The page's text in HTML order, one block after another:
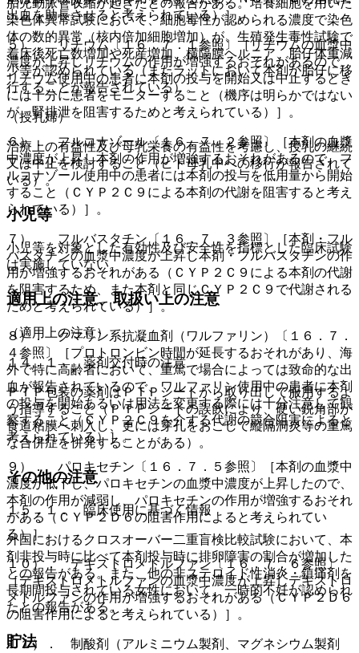
胎児動脈管収縮が起きたとの報告がある。培養細胞を用いた
染色体異常試験において、細胞毒性が認められる濃度で染色
体の数的異常（核内倍加細胞増加）が、生殖発生毒性試験で
着床後死亡数増加や死産増加、横隔膜ヘルニア、胎仔体重減
少等が認められている（またラットにおいて本剤が胎仔に移
行することが報告されている）。
（授乳婦）
治療上の有益性及び母乳栄養の有益性を考慮し、授乳の継続
又は中止を検討すること（ヒト母乳中への移行が報告されて
いる）。
小児等
小児等を対象とした有効性及び安全性を指標とした臨床試験
は実施していない。
適用上の注意、取扱い上の注意
（適用上の注意）
１４．１． 薬剤交付時の注意
ＰＴＰ包装の薬剤はＰＴＰシートから取り出して服用するよ
う指導すること（ＰＴＰシートの誤飲により、硬い鋭角部が
食道粘膜へ刺入し、更には穿孔をおこして縦隔洞炎等の重篤
な合併症を併発することがある）。
その他の注意
１５．１． 臨床使用に基づく情報
外国におけるクロスオーバー二重盲検比較試験において、本
剤非投与時に比べて本剤投与時に排卵障害の割合が増加した
との報告がある。また、他の非ステロイド性消炎・鎮痛剤を
長期間投与されている女性において、一時的不妊が認められ
たとの報告がある。
貯法
出血を助長させると考えられている）］。
５）． リチウム〔１６．７．１参照〕［リチウムの血漿中
濃度が上昇しリチウムの作用が増強するおそれがあるので、
リチウム使用中の患者に本剤の投与を開始又は中止するとき
には十分に患者をモニターすること（機序は明らかではない
が、腎排泄を阻害するためと考えられている）］。
６）． フルコナゾール〔１６．７．２参照〕［本剤の血漿
中濃度が上昇し本剤の作用が増強するおそれがあるので、フ
ルコナゾール使用中の患者には本剤の投与を低用量から開始
すること（ＣＹＰ２Ｃ９による本剤の代謝を阻害すると考え
られている）］。
７）． フルバスタチン〔１６．７．３参照〕［本剤・フル
バスタチンの血漿中濃度が上昇し本剤・フルバスタチンの作
用が増強するおそれがある（ＣＹＰ２Ｃ９による本剤の代謝
を阻害するため、また本剤と同じＣＹＰ２Ｃ９で代謝される
ためと考えられている）］。
８）． クマリン系抗凝血剤（ワルファリン）〔１６．７．
４参照〕［プロトロンビン時間が延長するおそれがあり、海
外で特に高齢者において、重篤で場合によっては致命的な出
血が報告されているので、ワルファリン使用中の患者に本剤
の投与を開始あるいは用法を変更する際には十分注意して観
察すること（ＣＹＰ２Ｃ９を介する代謝の競合阻害によると
考えられている）］。
９）． パロキセチン〔１６．７．５参照〕［本剤の血漿中
濃度が低下し、パロキセチンの血漿中濃度が上昇したので、
本剤の作用が減弱し、パロキセチンの作用が増強するおそれ
がある（ＣＹＰ２Ｄ６の阻害作用によると考えられてい
る）］。
１０）． デキストロメトルファン〔１６．７．６参照〕
［デキストロメトルファンの血漿中濃度が上昇しデキストロ
メトルファンの作用が増強するおそれがある（ＣＹＰ２Ｄ６
の阻害作用によると考えられている）］。
１１）． 制酸剤（アルミニウム製剤、マグネシウム製剤